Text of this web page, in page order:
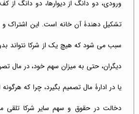
ورودی، دو دانگ از دیوارها، دو دانگ از
تشکیل دهندۀ آن خانه است. این اشتراک
سبب می شود که هیچ یک از شرکا نتواند
دیگران، حتی به میزان سهم خود، در مال
یا در ادارۀ مال تصمیم بگیرد، چرا که هرگونه
دخالت در حقوق و سهم سایر شرکا تلقی